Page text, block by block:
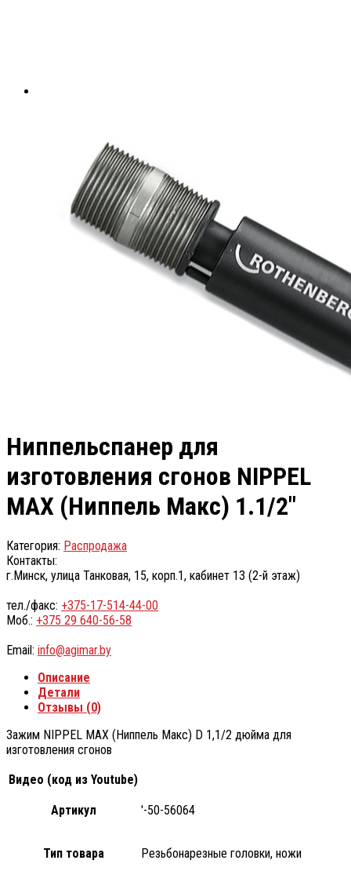
Ниппельспанер для
изготовления сгонов NIPPEL
MAX (Ниппель Макс) 1.1/2″
Категория: Распродажа
Контакты:
г.Минск, улица Танковая, 15, корп.1, кабинет 13 (2-й этаж)
тел./факс: +375-17-514-44-00
Моб.: +375 29 640-56-58
Email: info@agimar.by
Описание
Детали
Отзывы (0)
Зажим NIPPEL MAX (Ниппель Макс) D 1,1/2 дюйма для
изготовления сгонов
Видео (код из Youtube)
Артикул '-50-56064
Тип товара Резьбонарезные головки, ножи